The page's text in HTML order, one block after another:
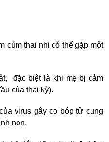
cúm thai nhi có thể gặp một
đặc biệt là khi mẹ bị cảm
của thai kỳ).
virus gây co bóp tử cung
non.